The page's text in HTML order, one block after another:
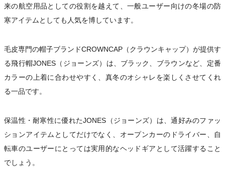
来の航空用品としての役割を越えて、一般ユーザー向けの冬場の防
寒アイテムとしても人気を博しています。
毛皮専門の帽子ブランドCROWNCAP（クラウンキャップ）が提供す
る飛行帽JONES（ジョーンズ）は、ブラック、ブラウンなど、定番
カラーの上着に合わせやすく、真冬のオシャレを楽しくさせてくれ
る一品です。
保温性・耐寒性に優れたJONES（ジョーンズ）は、通好みのファッ
ションアイテムとしてだけでなく、オープンカーのドライバー、自
転車のユーザーにとっては実用的なヘッドギアとして活躍すること
でしょう。